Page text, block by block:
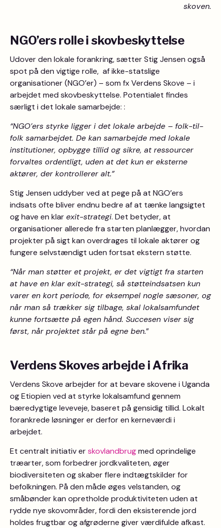
skoven.
NGO’ers rolle i skovbeskyttelse
Udover den lokale forankring, sætter Stig Jensen også
spot på den vigtige rolle, af ikke-statslige
organisationer (NGO’er) – som fx Verdens Skove – i
arbejdet med skovbeskyttelse. Potentialet findes
særligt i det lokale samarbejde: :
“NGO’ers styrke ligger i det lokale arbejde – folk-til-
folk samarbejdet. De kan samarbejde med lokale
institutioner, opbygge tillid og sikre, at ressourcer
forvaltes ordentligt, uden at det kun er eksterne
aktører, der kontrollerer alt.”
Stig Jensen uddyber ved at pege på at NGO’ers
indsats ofte bliver endnu bedre af at tænke langsigtet
og have en klarexit-strategi. Det betyder, at
organisationer allerede fra starten planlægger, hvordan
projekter på sigt kan overdrages til lokale aktører og
fungere selvstændigt uden fortsat ekstern støtte.
“Når man støtter et projekt, er det vigtigt fra starten
at have en klar exit-strategi, så støtteindsatsen kun
varer en kort periode, for eksempel nogle sæsoner, og
når man så trækker sig tilbage, skal lokalsamfundet
kunne fortsætte på egen hånd. Succesen viser sig
først, når projektet står på egne ben.”
Verdens Skoves arbejde i Afrika
Verdens Skove arbejder for at bevare skovene i Uganda
og Etiopien ved at styrke lokalsamfund gennem
bæredygtige leveveje, baseret på gensidig tillid. Lokalt
forankrede løsninger er derfor en kerneværdi i
arbejdet.
Et centralt initiativ erskovlandbrugmed oprindelige
træarter, som forbedrer jordkvaliteten, øger
biodiversiteten og skaber flere indtægtskilder for
befolkningen. På den måde øges velstanden, og
småbønder kan opretholde produktiviteten uden at
rydde nye skovområder, fordi den eksisterende jord
holdes frugtbar og afgrøderne giver værdifulde afkast.